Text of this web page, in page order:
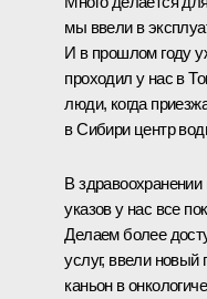
мы ввели в
И в прошлом году
проходил у нас в
люди, когда
в Сибири центр
В
указов у нас все
Делаем более
услуг, ввели новый
каньон в